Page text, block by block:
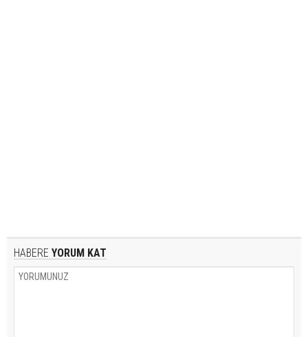
HABERE YORUM KAT